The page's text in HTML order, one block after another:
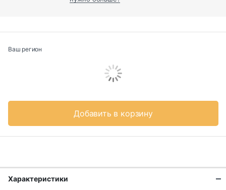
Ваш регион
Добавить в корзину
Характеристики